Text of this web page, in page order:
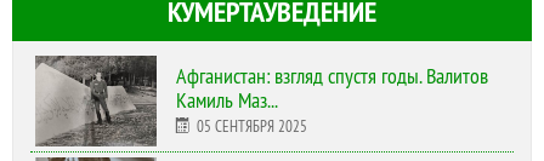
КУМЕРТАУВЕДЕНИЕ
Афганистан: взгляд спустя годы. Валитов
Камиль Маз...
05 СЕНТЯБРЯ 2025